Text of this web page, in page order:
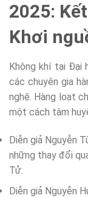
2025:
Khơi
Không khí tại Đại
các chuyên gia
nghệ. Hàng loạt
một cách tâm
Diễn giả Nguyễn
những thay đổi
Tử.
Diễn giả Nguyễn